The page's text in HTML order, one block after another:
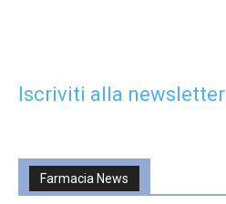
Iscriviti alla newsletter
Farmacia News